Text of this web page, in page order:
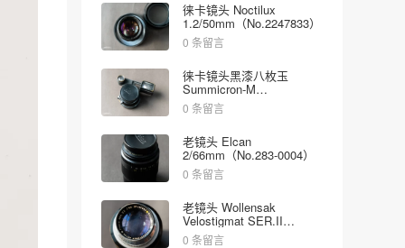
徕卡镜头 Noctilux
1.2/50mm（No.2247833）
0 条留言
徕卡镜头黑漆八枚玉
Summicron-M
2/35mm（No.1998613）
0 条留言
老镜头 Elcan
2/66mm（No.283-0004）
0 条留言
老镜头 Wollensak
Velostigmat SER.II
4.5/127mm（No.452349）
0 条留言